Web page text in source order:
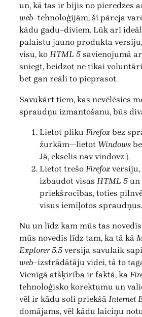
un, kā tas ir bijis no pieredzes
web–tehnoloģijām, šī pāreja
kādu gadu–diviem. Lūk arī
palaistu jauno produkta
visu, ko HTML 5 savienojumā ar
sniegt, beidzot ne tikai
bet gan reāli to pieprasot.
Savukārt tiem, kas nevēlēsies
spraudņu izmantošanu, būs
Lietot pliku Firefox bez
žurkām—lietot Windows
Jā, ekselis nav vindovz.).
Lietot trešo Firefox versiju,
izbaudot visas HTML 5 un
priekšrocības, toties
visus iemīļotos spraudņus.
Nu un līdz kam mūs tas
mūs novedīs līdz tam, ka tā kā
Explorer 5.5 versija savulaik
web–izstrādātāju videi, tā to
Vienīgā atšķirība ir faktā, ka
tehnoloģisko korektumu un
vēl ir kādu soli priekšā Internet
domājams, vēl kādu laiciņu